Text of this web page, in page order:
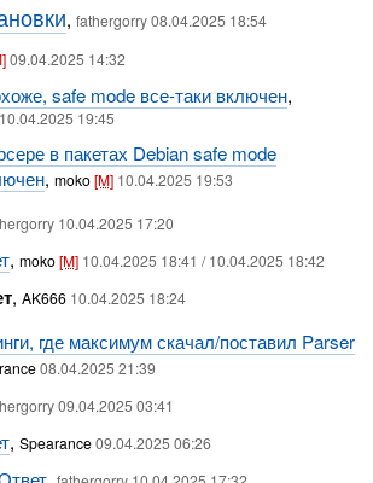
,fathergorry 08.04.2025 18:54
09.04.2025 14:32
safe mode все-таки включен,
19:45
в пакетах Debian safe mode
,moko[M] 10.04.2025 19:53
10.04.2025 17:20
,moko[M] 10.04.2025 18:41 / 10.04.2025 18:42
,AK666 10.04.2025 18:24
где максимум скачал/поставил Parser
08.04.2025 21:39
09.04.2025 03:41
,Spearance09.04.2025 06:26